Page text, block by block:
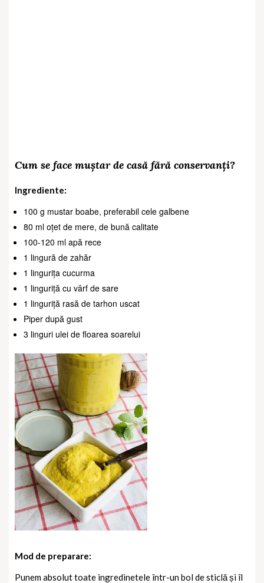
Cum se face muștar de casă fără conservanți?
Ingrediente:
100 g mustar boabe, preferabil cele galbene
80 ml oțet de mere, de bună calitate
100-120 ml apă rece
1 lingură de zahăr
1 lingurița cucurma
1 linguriță cu vârf de sare
1 linguriță rasă de tarhon uscat
Piper după gust
3 linguri ulei de floarea soarelui
Mod de preparare:
Punem absolut toate ingredinetele într-un bol de sticlă și îl